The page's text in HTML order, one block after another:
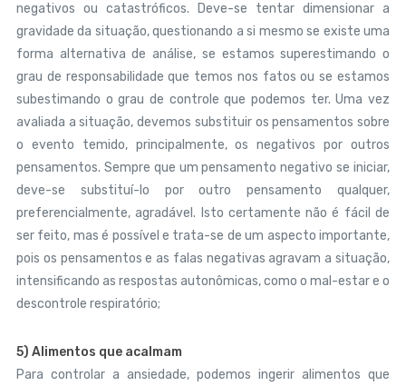
negativos ou catastróficos. Deve-se tentar dimensionar a
gravidade da situação, questionando a si mesmo se existe uma
forma alternativa de análise, se estamos superestimando o
grau de responsabilidade que temos nos fatos ou se estamos
subestimando o grau de controle que podemos ter. Uma vez
avaliada a situação, devemos substituir os pensamentos sobre
o evento temido, principalmente, os negativos por outros
pensamentos. Sempre que um pensamento negativo se iniciar,
deve-se substituí-lo por outro pensamento qualquer,
preferencialmente, agradável. Isto certamente não é fácil de
ser feito, mas é possível e trata-se de um aspecto importante,
pois os pensamentos e as falas negativas agravam a situação,
intensificando as respostas autonômicas, como o mal-estar e o
descontrole respiratório;
5) Alimentos que acalmam
Para controlar a ansiedade, podemos ingerir alimentos que